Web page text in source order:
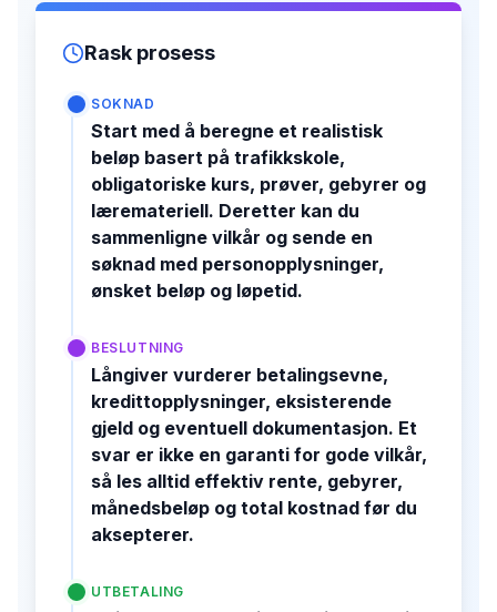
Rask prosess
SOKNAD
Start med å beregne et realistisk
beløp basert på trafikkskole,
obligatoriske kurs, prøver, gebyrer og
læremateriell. Deretter kan du
sammenligne vilkår og sende en
søknad med personopplysninger,
ønsket beløp og løpetid.
BESLUTNING
Långiver vurderer betalingsevne,
kredittopplysninger, eksisterende
gjeld og eventuell dokumentasjon. Et
svar er ikke en garanti for gode vilkår,
så les alltid effektiv rente, gebyrer,
månedsbeløp og total kostnad før du
aksepterer.
UTBETALING